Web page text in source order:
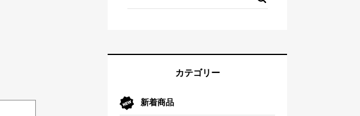
カテゴリー
新着商品